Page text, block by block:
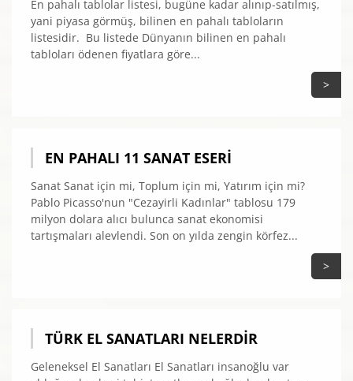
En pahalı tablolar listesi, bugüne kadar alınıp-satılmış,
yani piyasa görmüş, bilinen en pahalı tabloların
listesidir. Bu listede Dünyanın bilinen en pahalı
tabloları ödenen fiyatlara göre...
>
EN PAHALI 11 SANAT ESERI
Sanat Sanat için mi, Toplum için mi, Yatırım için mi?
Pablo Picasso'nun "Cezayirli Kadınlar" tablosu 179
milyon dolara alıcı bulunca sanat ekonomisi
tartışmaları alevlendi. Son on yılda zengin körfez...
>
TÜRK EL SANATLARI NELERDIR
Geleneksel El Sanatları El Sanatları insanoğlu var